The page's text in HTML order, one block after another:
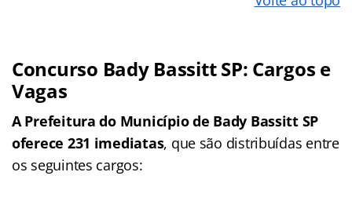
Concurso Bady Bassitt SP: Cargos e
Vagas
A Prefeitura do Município de Bady Bassitt SP
oferece 231 imediatas, que são distribuídas entre
os seguintes cargos: